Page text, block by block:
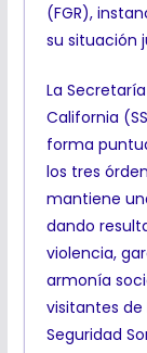
(FGR),
su situación
La
California
forma
los tres
mantiene
dando
violencia,
armonía
visitantes de
Seguridad